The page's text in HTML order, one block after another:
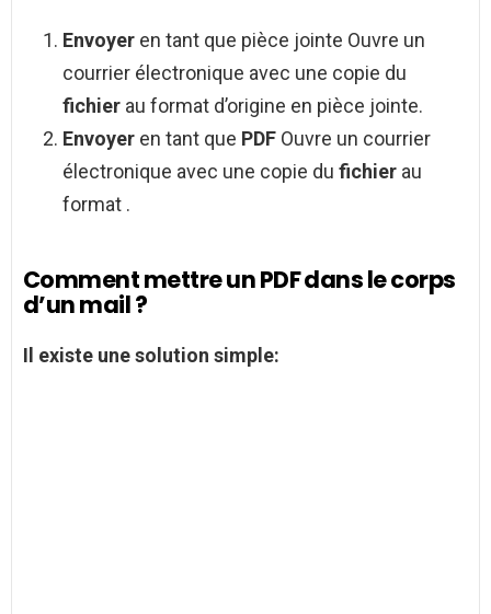
Envoyer en tant que pièce jointe Ouvre un
courrier électronique avec une copie du
fichier au format d’origine en pièce jointe.
Envoyer en tant que PDF Ouvre un courrier
électronique avec une copie du fichier au
format .
Comment mettre un PDF dans le corps
d’un mail ?
Il existe une solution simple: